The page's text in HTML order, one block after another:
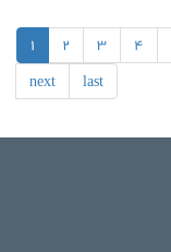
۱ ۲ ۳ ۴
next
last